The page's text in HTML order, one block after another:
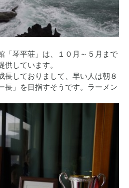
「琴平荘」は、１０月～５月まで
しています。
長しておりまして、早い人は朝８
長」を目指すそうです。ラーメン